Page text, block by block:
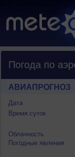
Погода по
АВИАПРОГНОЗ
Дата
Время суток
Облачность
Погодные явления